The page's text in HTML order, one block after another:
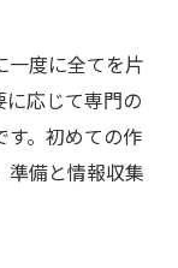
一度に全てを片
応じて専門の
す。初めての作
準備と情報収集